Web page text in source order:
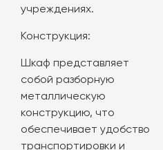
учреждениях.
Конструкция:
Шкаф представляет
собой разборную
металлическую
конструкцию, что
обеспечивает удобство
транспортировки и